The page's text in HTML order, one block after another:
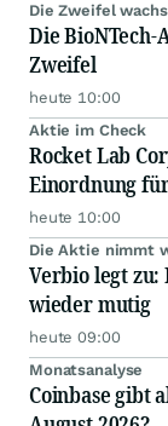
Die Zweifel
Die
Zweifel
heute 10:00
Aktie im Check
Rocket Lab
Einordnung
heute 10:00
Die Aktie nimmt
Verbio legt
wieder mutig
heute 09:00
Monatsanalyse
Coinbase gibt